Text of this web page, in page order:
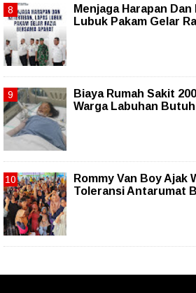
Menjaga Harapan
Lubuk Pakam Gelar
Biaya Rumah Sakit
Warga Labuhan
Rommy Van Boy Ajak
Toleransi Antarumat